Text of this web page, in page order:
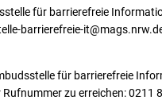
für barrierefreie
barrierefreie-
für barrierefreie
Rufnummer zu erreichen: 0211